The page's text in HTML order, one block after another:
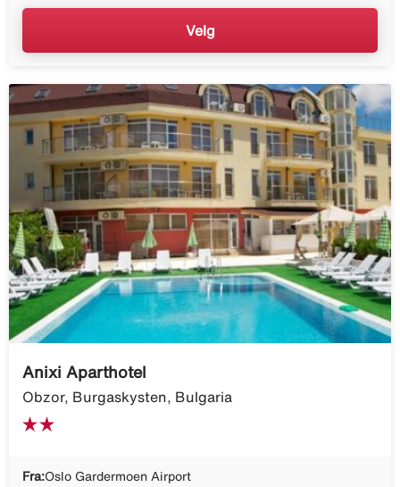
Velg
Anixi Aparthotel
Obzor, Burgaskysten, Bulgaria
Fra:Oslo Gardermoen Airport